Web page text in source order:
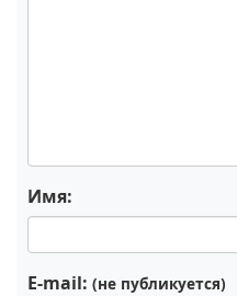
Имя:
E-mail: (не публикуется)